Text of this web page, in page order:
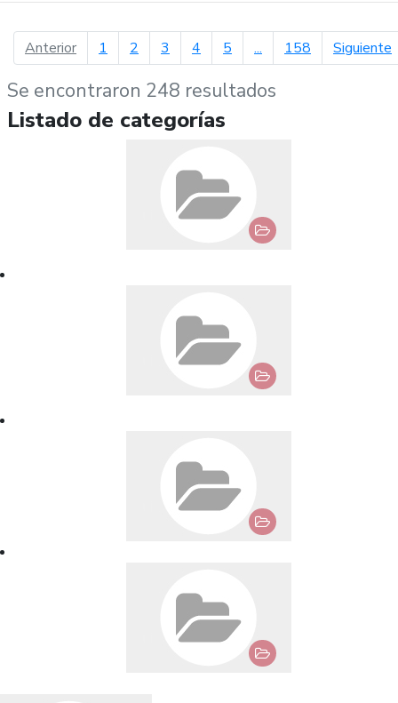
Anteriorpágina anterior
1 2 3 4 5 ... 158 Siguiente
Se encontraron 248 resultados
Listado de categorías